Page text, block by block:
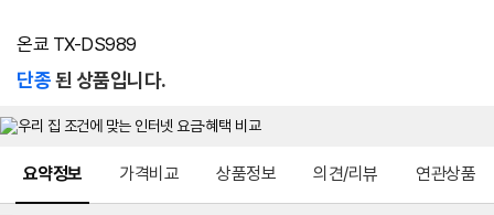
온쿄 TX-DS989
단종된 상품입니다.
요약정보 가격비교 상품정보 의견/리뷰 연관상품